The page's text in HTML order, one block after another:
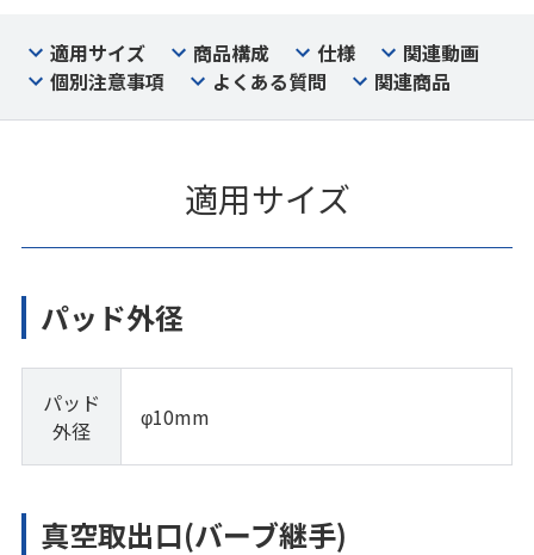
適用サイズ 商品構成 仕様
関連動画
個別注意事項
よくある質問 関連商品
適用サイズ
パッド外径
パッド
外径
φ10mm
真空取出口(バーブ継手)